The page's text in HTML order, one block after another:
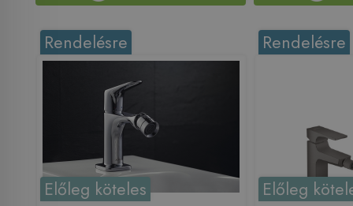
Rendelésre
Előleg köteles
Rendelésre
Előleg